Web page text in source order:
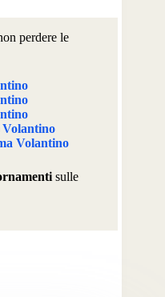
perdere le
Volantino
Volantino
sulle